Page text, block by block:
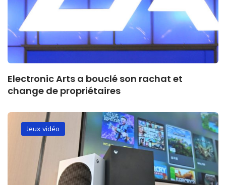
Electronic Arts a bouclé son rachat et
change de propriétaires
Jeux vidéo